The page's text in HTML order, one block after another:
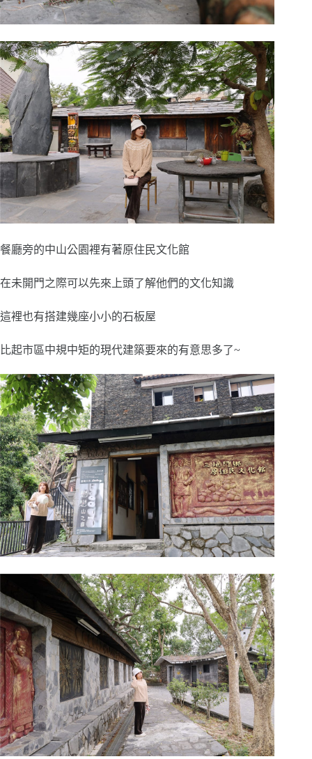
餐廳旁的中山公園裡有著原住民文化館
在未開門之際可以先來上頭了解他們的文化知識
這裡也有搭建幾座小小的石板屋
比起市區中規中矩的現代建築要來的有意思多了~